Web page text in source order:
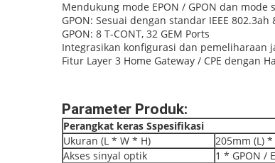
Mendukung mode EPON / GPON dan mode
GPON: Sesuai dengan standar IEEE
GPON: 8 T-CONT, 32 GEM Ports
Integrasikan konfigurasi dan pemeliharaan
Fitur Layer 3 Home Gateway / CPE dengan
Parameter Produk:
Perangkat keras Sspesifikasi
Ukuran (L * W * H)
205mm (L)
Akses sinyal optik
1 * GPON /